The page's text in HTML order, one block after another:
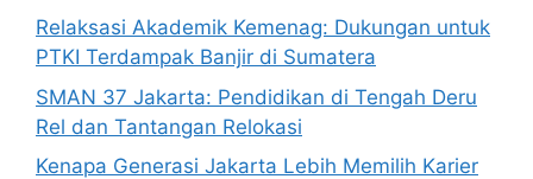
Relaksasi Akademik Kemenag: Dukungan untuk
PTKI Terdampak Banjir di Sumatera
SMAN 37 Jakarta: Pendidikan di Tengah Deru
Rel dan Tantangan Relokasi
Kenapa Generasi Jakarta Lebih Memilih Karier